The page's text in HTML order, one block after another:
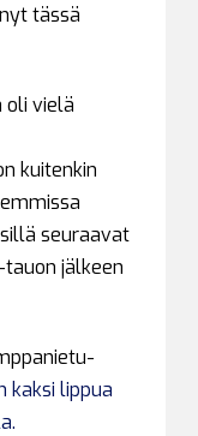
tässä
oli vielä
kuitenkin
seuraavat
jälkeen
kaksi lippua